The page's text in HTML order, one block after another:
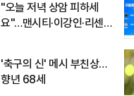
"오늘 저녁 상암 피하세
요"…맨시티·이강인·리센느
'축구의 신' 메시 부친상…
향년 68세